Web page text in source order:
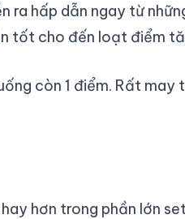
hấp dẫn ngay từ
tốt cho đến loạt điểm
còn 1 điểm. Rất
hơn trong phần lớn